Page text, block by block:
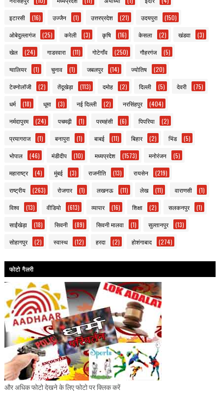
इटारसी (16) उज्जैन (1) उत्तरप्रदेश (21) उदयपुरा (150)
ओबेदुल्लागंज (25) करेली (3) कृषि (16) केसला (2) खंडवा (3)
खेल (24) गाडरवारा (11) गोटेगाँव (250) गौहरगंज (5)
ग्वालियर (1) चुनाव (1) जबलपुर (14) ज्योतिष (20)
टेक्नोलॉजी (2) तेंदूखेड़ा (113) दमोह (2) दिल्ली (5) देवरी (75)
धर्म (18) धूमा (3) नई दिल्ली (2) नरसिंहपुर (404)
नर्मदापुरम (24) पचमढ़ी (1) परमहंसी (6) पिपरिया (2)
प्रयागराज (1) बनापुरा (1) बाबई (11) बिहार (2) भिंड (5)
भोपाल (46) मंडीदीप (10) मध्यप्रदेश (1573) मनोरंजन (5)
महाराष्ट्र (4) मुंबई (3) राजनीति (13) रायसेन (219)
राष्ट्रीय (263) रोजगार (1) लखनऊ (11) लेख (11) वाराणसी (1)
विश्व (13) वीडियो (613) व्यापार (16) शिक्षा (2) सलकनपुर (1)
साईंखेड़ा (18) सिवनी (89) सिवनी मालवा (1) सुल्तानपुर (13)
सोहागपुर (2) स्वास्थ (12) हरदा (2) होशंगाबाद (274)
फोटो गैलरी
और अधिक फोटो देखने के लिए फोटो पर क्लिक करें